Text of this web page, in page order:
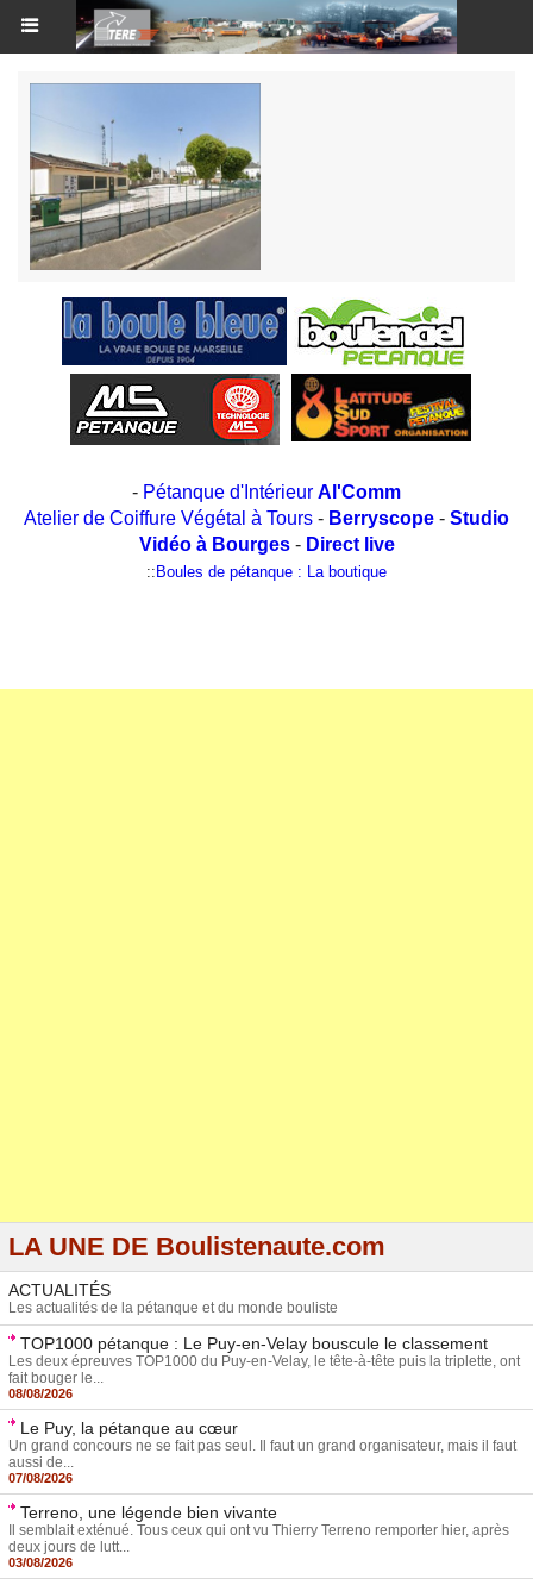
- Pétanque d'Intérieur Al'Comm
Atelier de Coiffure Végétal à Tours - Berryscope - Studio
Vidéo à Bourges- Direct live
:: Boules de pétanque : La boutique
LA UNE DE Boulistenaute.com
ACTUALITÉS
Les actualités de la pétanque et du monde bouliste
TOP1000 pétanque : Le Puy-en-Velay bouscule le classement
Les deux épreuves TOP1000 du Puy-en-Velay, le tête-à-tête puis la triplette, ont
fait bouger le...
08/08/2026
Le Puy, la pétanque au cœur
Un grand concours ne se fait pas seul. Il faut un grand organisateur, mais il faut
aussi de...
07/08/2026
Terreno, une légende bien vivante
Il semblait exténué. Tous ceux qui ont vu Thierry Terreno remporter hier, après
deux jours de lutt...
03/08/2026